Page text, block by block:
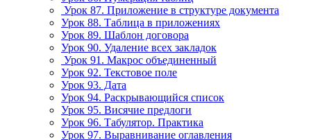
Урок 87. Приложение в структуре документа
Урок 88. Таблица в приложениях
Урок 89. Шаблон договора
Урок 90. Удаление всех закладок
Урок 91. Макрос объединенный
Урок 92. Текстовое поле
Урок 93. Дата
Урок 94. Раскрывающийся список
Урок 95. Висячие предлоги
Урок 96. Табулятор. Практика
Урок 97. Выравнивание оглавления